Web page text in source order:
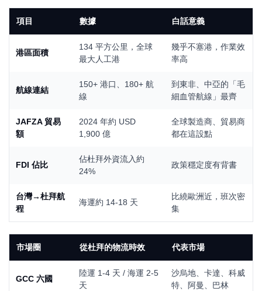
項目 數據 白話意義
港區面積
134 平方公里，全球
最大人工港
幾乎不塞港，作業效
率高
航線連結
150+ 港口、180+ 航
線
到東非、中亞的「毛
細血管航線」最齊
JAFZA 貿易
額
2024 年約 USD
1,900 億
全球製造商、貿易商
都在這設點
FDI 佔比
佔杜拜外資流入約
24%
政策穩定度有背書
台灣→杜拜航
程
海運約 14-18 天
比繞歐洲近，班次密
集
市場圈 從杜拜的物流時效 代表市場
GCC 六國
陸運 1-4 天 / 海運 2-5
天
沙烏地、卡達、科威
特、阿曼、巴林